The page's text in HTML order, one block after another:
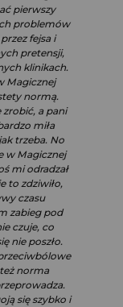
pierwszy
problemów
fejsa i
pretensji,
klinikach.
Magicznej
normą.
zrobić, a pani
miła
trzeba. No
w Magicznej
mi odradzał
to zdziwiło,
czasu
zabieg pod
czuje, co
nie poszło.
norma
się szybko i